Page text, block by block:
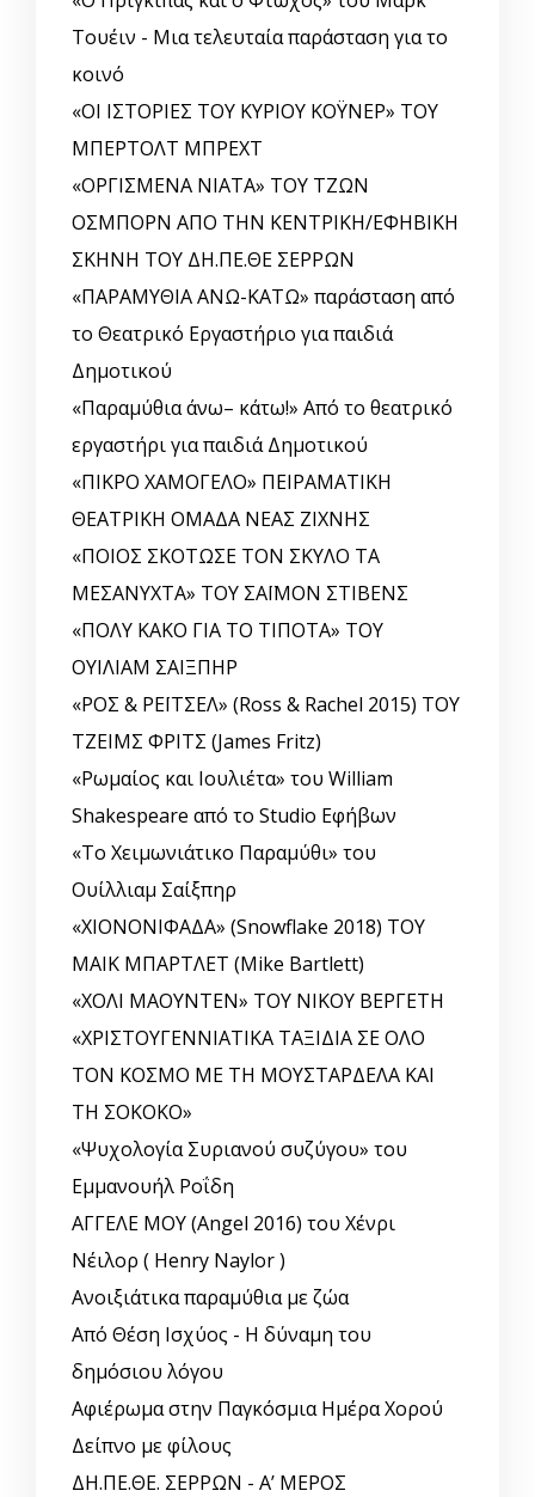
Τουέιν - Μια τελευταία παράσταση για το
κοινό
«ΟΙ ΙΣΤΟΡΙΕΣ ΤΟΥ ΚΥΡΙΟΥ ΚΟΫΝΕΡ» ΤΟΥ
ΜΠΕΡΤΟΛΤ ΜΠΡΕΧΤ
«ΟΡΓΙΣΜΕΝΑ ΝΙΑΤΑ» ΤΟΥ ΤΖΩΝ
ΟΣΜΠΟΡΝ ΑΠΟ ΤΗΝ ΚΕΝΤΡΙΚΗ/ΕΦΗΒΙΚΗ
ΣΚΗΝΗ ΤΟΥ ΔΗ.ΠΕ.ΘΕ ΣΕΡΡΩΝ
«ΠΑΡΑΜΥΘΙΑ ΑΝΩ-ΚΑΤΩ» παράσταση από
το Θεατρικό Εργαστήριο για παιδιά
Δημοτικού
«Παραμύθια άνω– κάτω!» Από το θεατρικό
εργαστήρι για παιδιά Δημοτικού
«ΠΙΚΡΟ ΧΑΜΟΓΕΛΟ» ΠΕΙΡΑΜΑΤΙΚΗ
ΘΕΑΤΡΙΚΗ ΟΜΑΔΑ ΝΕΑΣ ΖΙΧΝΗΣ
«ΠΟΙΟΣ ΣΚΟΤΩΣΕ ΤΟΝ ΣΚΥΛΟ ΤΑ
ΜΕΣΑΝΥΧΤΑ» ΤΟΥ ΣΑΪΜΟΝ ΣΤΙΒΕΝΣ
«ΠΟΛΥ ΚΑΚΟ ΓΙΑ ΤΟ ΤΙΠΟΤΑ» ΤΟΥ
ΟΥΙΛΙΑΜ ΣΑΙΞΠΗΡ
«ΡΟΣ & ΡΕΪΤΣΕΛ» (Ross & Rachel 2015) ΤΟΥ
ΤΖΕΙΜΣ ΦΡΙΤΣ (James Fritz)
«Ρωμαίος και Ιουλιέτα» του William
Shakespeare από το Studio Εφήβων
«Το Χειμωνιάτικο Παραμύθι» του
Ουίλλιαμ Σαίξπηρ
«ΧΙΟΝΟΝΙΦΑΔΑ» (Snowflake 2018) ΤΟΥ
ΜΑΙΚ ΜΠΑΡΤΛΕΤ (Mike Bartlett)
«ΧΟΛΙ ΜΑΟΥΝΤΕΝ» ΤΟΥ ΝΙΚΟΥ ΒΕΡΓΕΤΗ
«ΧΡΙΣΤΟΥΓΕΝΝΙΑΤΙΚΑ ΤΑΞΙΔΙΑ ΣΕ ΟΛΟ
ΤΟΝ ΚΟΣΜΟ ΜΕ ΤΗ ΜΟΥΣΤΑΡΔΕΛΑ ΚΑΙ
ΤΗ ΣΟΚΟΚΟ»
«Ψυχολογία Συριανού συζύγου» του
Εμμανουήλ Ροΐδη
ΑΓΓΕΛΕ ΜΟΥ (Angel 2016) του Χένρι
Νέιλορ ( Henry Naylor )
Ανοιξιάτικα παραμύθια με ζώα
Από Θέση Ισχύος - Η δύναμη του
δημόσιου λόγου
Αφιέρωμα στην Παγκόσμια Ημέρα Χορού
Δείπνο με φίλους
ΔΗ.ΠΕ.ΘΕ. ΣΕΡΡΩΝ - Α’ ΜΕΡΟΣ